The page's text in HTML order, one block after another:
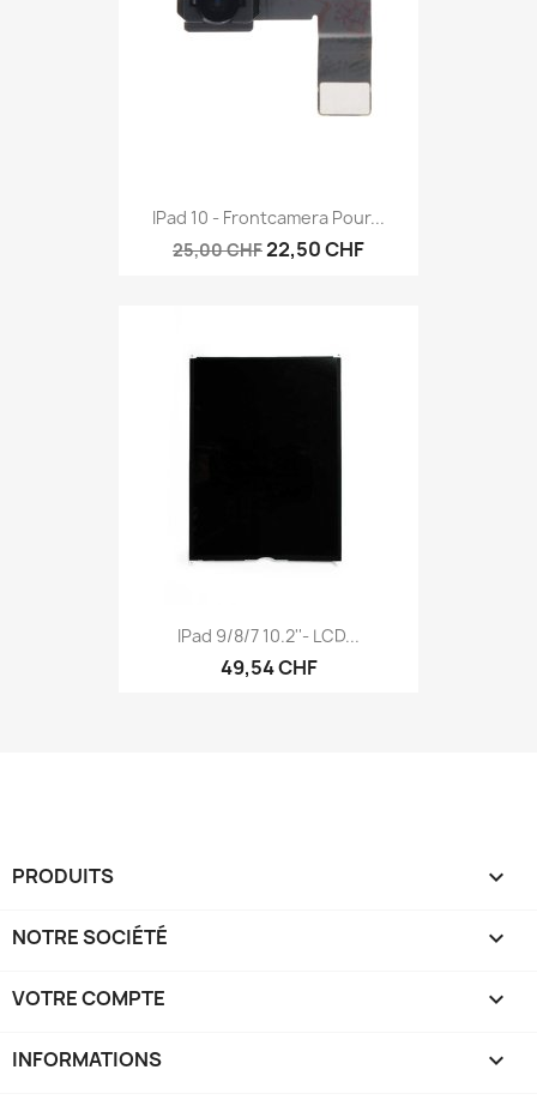
IPad 10 - Frontcamera Pour...
25,00 CHF22,50 CHF
IPad 9/8/7 10.2''- LCD...
49,54 CHF
PRODUITS 
NOTRE SOCIÉTÉ 
VOTRE COMPTE 
INFORMATIONS keyboard_arrow_down